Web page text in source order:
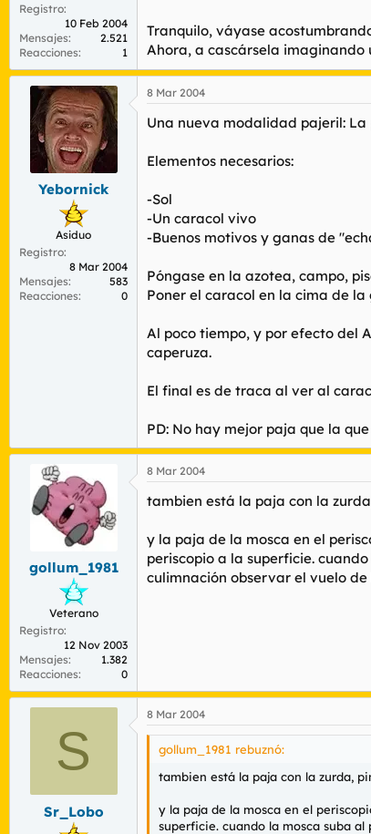
Registro
10 Feb 2004
Mensajes
2.521
Reacciones
1
Tranquilo, váyase
Ahora, a cascársela
Yebornick
Asiduo
Registro
8 Mar 2004
Mensajes
583
Reacciones
0
8 Mar 2004
Una nueva modalidad pajeril:
Elementos necesarios:
-Sol
-Un caracol vivo
-Buenos motivos y ganas de
Póngase en la azotea, campo,
Poner el caracol en la cima de
Al poco tiempo, y por efecto del
caperuza.
El final es de traca al ver al
PD: No hay mejor paja que la
gollum_1981
Veterano
Registro
12 Nov 2003
Mensajes
1.382
Reacciones
0
8 Mar 2004
tambien está la paja con la
y la paja de la mosca en el
periscopio a la superficie.
culimnación observar el vuelo
S
Sr_Lobo
8 Mar 2004
gollum_1981 rebuznó:
tambien está la paja con la zurda,
y la paja de la mosca en el
superficie. cuando la mosca suba